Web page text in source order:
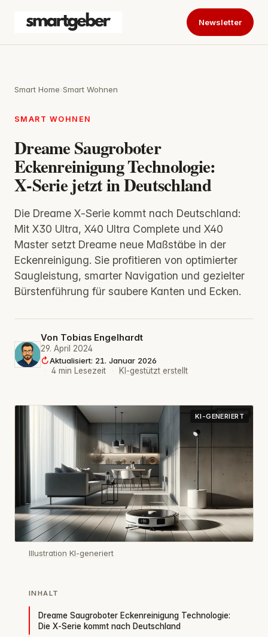
Newsletter
Smart Home›Smart Wohnen
SMART WOHNEN
Dreame Saugroboter
Eckenreinigung Technologie:
X‑Serie jetzt in Deutschland
Die Dreame X‑Serie kommt nach Deutschland:
Mit X30 Ultra, X40 Ultra Complete und X40
Master setzt Dreame neue Maßstäbe in der
Eckenreinigung. Sie profitieren von optimierter
Saugleistung, smarter Navigation und gezielter
Bürstenführung für saubere Kanten und Ecken.
Von Tobias Engelhardt
29. April 2024
Aktualisiert: 21. Januar 2026
·
4 min Lesezeit · KI-gestützt erstellt
KI-GENERIERT
Illustration KI-generiert
INHALT
Dreame Saugroboter Eckenreinigung Technologie:
Die X‑Serie kommt nach Deutschland